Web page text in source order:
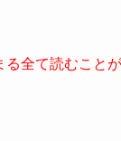
る全て読むことが